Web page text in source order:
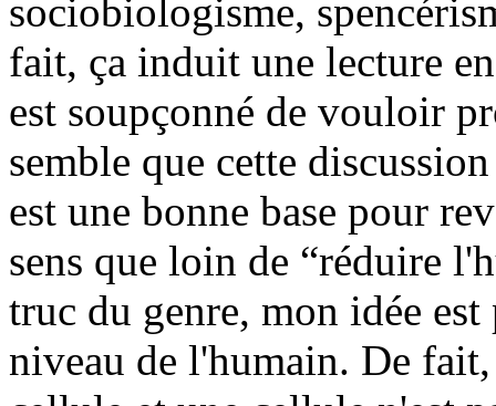
sociobiologisme,
fait, ça induit une lecture
est soupçonné de vouloir
semble que cette
est une bonne base pour
sens que loin de “réduire
truc du genre, mon idée
niveau de l'humain. De